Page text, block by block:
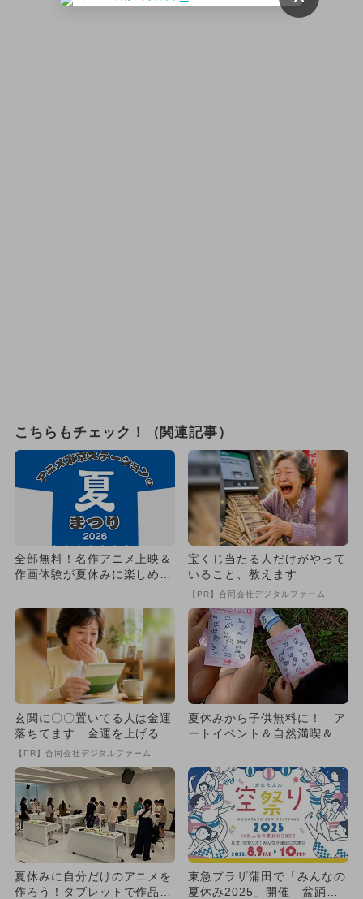
こちらもチェック！（関連記事）
全部無料！名作アニメ上映＆
作画体験が夏休みに楽しめ
宝くじ当たる人だけがやって
いること、教えます
【PR】合同会社デジタルファーム
玄関に〇〇置いてる人は金運
落ちてます…金運を上げる方
法とは
【PR】合同会社デジタルファーム
夏休みから子供無料に！ ア
ートイベント＆自然満喫＆工
夏休みに自分だけのアニメを
作ろう！タブレットで作品制
東急プラザ蒲田で「みんなの
夏休み2025」開催 盆踊り